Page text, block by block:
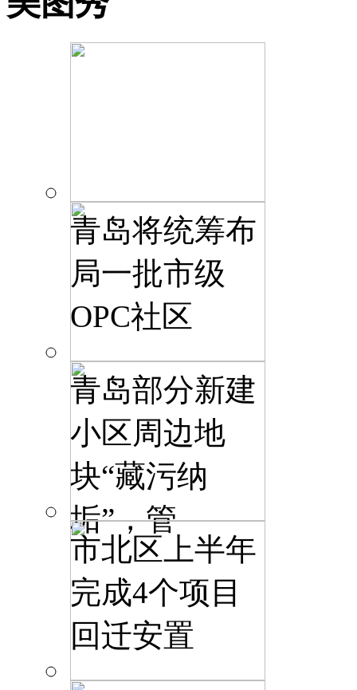
青岛将统筹布
局一批市级
OPC社区
青岛部分新建
小区周边地
块“藏污纳
垢”，管
市北区上半年
完成4个项目
回迁安置